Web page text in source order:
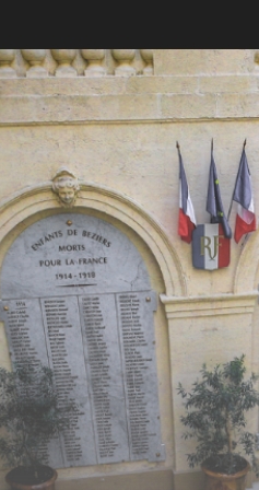
BEZIERS URBAN TRAIL
11 OCTOBRE 2026
LA
7